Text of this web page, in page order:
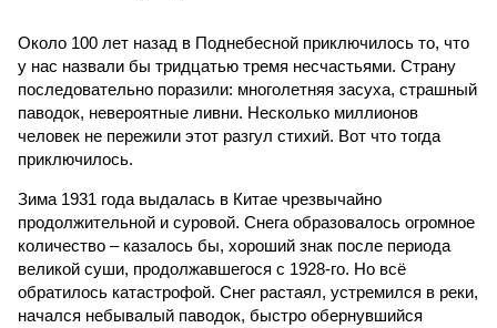
Около 100 лет назад в Поднебесной приключилось то, что
у нас назвали бы тридцатью тремя несчастьями. Страну
последовательно поразили: многолетняя засуха, страшный
паводок, невероятные ливни. Несколько миллионов
человек не пережили этот разгул стихий. Вот что тогда
приключилось.
Зима 1931 года выдалась в Китае чрезвычайно
продолжительной и суровой. Снега образовалось огромное
количество – казалось бы, хороший знак после периода
великой суши, продолжавшегося с 1928-го. Но всё
обратилось катастрофой. Снег растаял, устремился в реки,
начался небывалый паводок, быстро обернувшийся